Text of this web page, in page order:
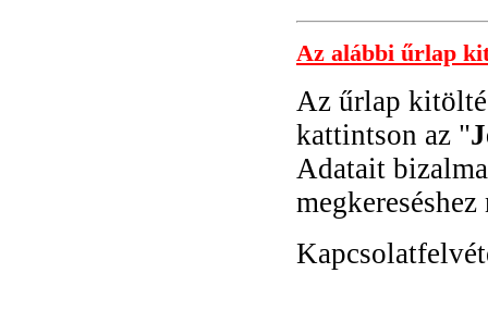
Az alábbi űrlap
Az űrlap
kattintson az "
Adatait